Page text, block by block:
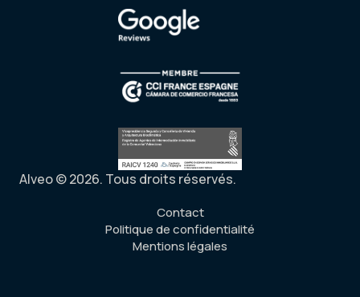
Alveo © 2026. Tous droits réservés.
Contact
Politique de confidentialité
Mentions légales